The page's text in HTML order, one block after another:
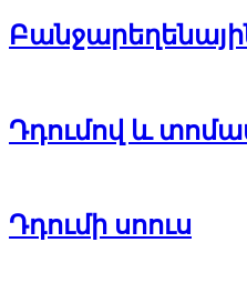
Դդումով և
Դդումի սոուս